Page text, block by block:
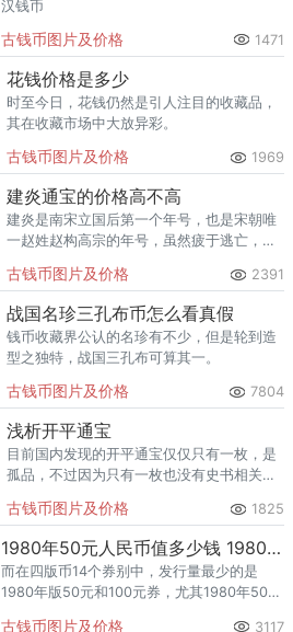
古钱币图片及价格 1471
花钱价格是多少
时至今日，花钱仍然是引人注目的收藏品，
其在收藏市场中大放异彩。
古钱币图片及价格 1969
建炎通宝的价格高不高
建炎是南宋立国后第一个年号，也是宋朝唯
一赵姓赵构高宗的年号，虽然疲于逃亡，但
宝三种不同的钱币，留给了后世收藏爱好者
更多的遐想。
古钱币图片及价格 2391
战国名珍三孔布币怎么看真假
钱币收藏界公认的名珍有不少，但是轮到造
型之独特，战国三孔布可算其一。
古钱币图片及价格 7804
浅析开平通宝
目前国内发现的开平通宝仅仅只有一枚，是
孤品，不过因为只有一枚也没有史书相关记
别。上面就是个人关于开平通宝这一款古钱
币的相关资讯解释了。
古钱币图片及价格 1825
1980年50元人民币值多少钱 1980年50元人民币价格
而在四版币14个券别中，发行量最少的是
1980年版50元和100元券，尤其1980年50元
古钱币图片及价格 3117